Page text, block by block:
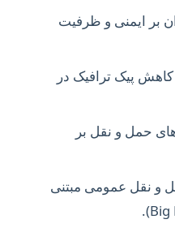
بر ایمنی و ظرفیت
پیک ترافیک در
حمل و نقل بر
نقل عمومی مبتنی